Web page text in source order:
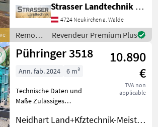
Aufsatzbordwand
abklappbar 500mm -
Zentralverriegelung hinten
- Bordwandhebefedern - 2
Strasser Landtechnik GmbH
4724 Neukirchen a. Walde
Remorques
/
Pühringer
Revendeur Premium Plus
Pühringer 3518
10.890
€
TVA non
applicable
Ann. fab. 2024 6 m³
Technische Daten und
Maße Zulässiges
(optional auch typisiert als
Neidhart Land+Kfztechnik-Meisterbetrieb